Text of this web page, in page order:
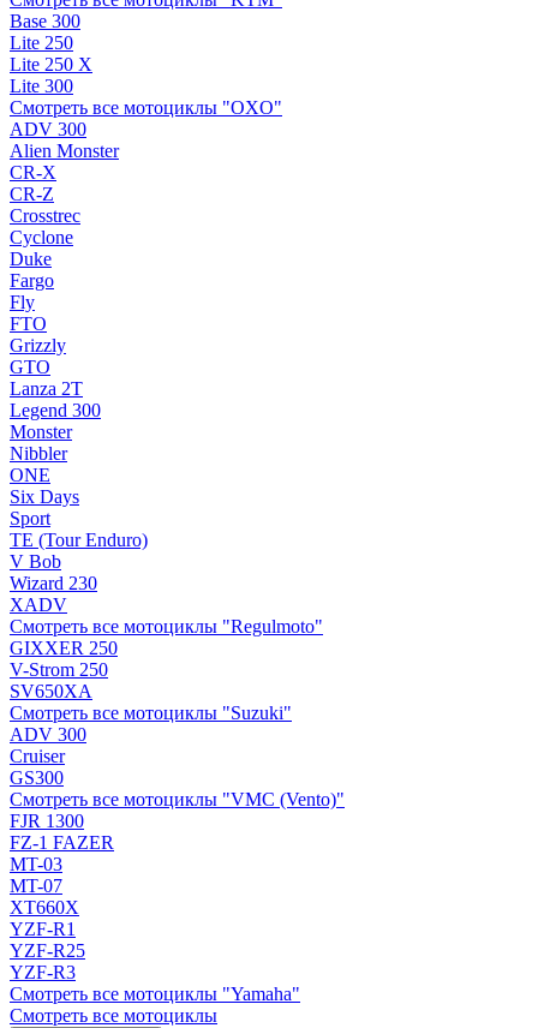
Base 300
Lite 250
Lite 250 X
Lite 300
Смотреть все мотоциклы "OXO"
ADV 300
Alien Monster
CR-X
CR-Z
Crosstrec
Cyclone
Duke
Fargo
Fly
FTO
Grizzly
GTO
Lanza 2T
Legend 300
Monster
Nibbler
ONE
Six Days
Sport
TE (Tour Enduro)
V Bob
Wizard 230
XADV
Смотреть все мотоциклы "Regulmoto"
GIXXER 250
V-Strom 250
SV650XA
Смотреть все мотоциклы "Suzuki"
ADV 300
Cruiser
GS300
Смотреть все мотоциклы "VMC (Vento)"
FJR 1300
FZ-1 FAZER
MT-03
MT-07
XT660X
YZF-R1
YZF-R25
YZF-R3
Смотреть все мотоциклы "Yamaha"
Смотреть все мотоциклы